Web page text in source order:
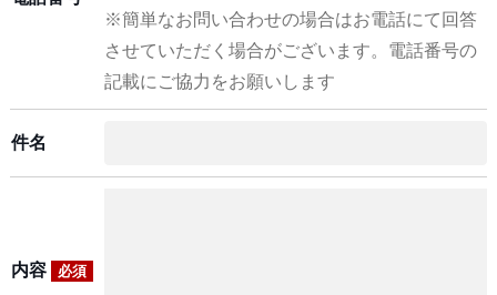
※簡単なお問い合わせの場合はお電話にて回答
させていただく場合がございます。電話番号の
記載にご協力をお願いします
件名
内容 必須